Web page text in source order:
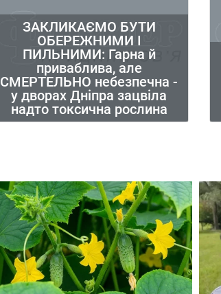
ЗАКЛИКАЄМО БУТИ
ОБЕРЕЖНИМИ І
ПИЛЬНИМИ: Гарна й
приваблива, але
СМЕРТЕЛЬНО небезпечна -
у дворах Дніпра зацвіла
надто токсична рослина